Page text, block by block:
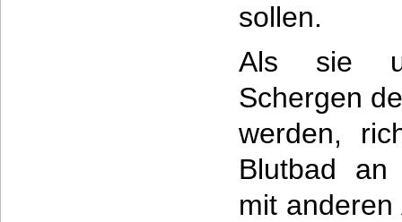
sollen.
Als sie
Schergen
werden,
Blutbad
mit